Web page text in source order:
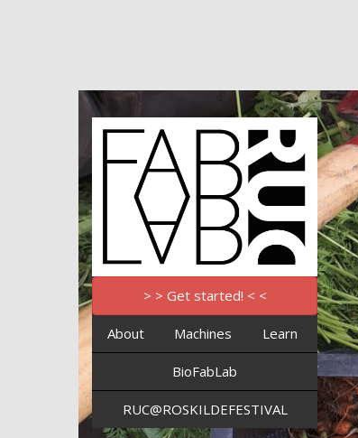
> > Get started! < <
About Machines Learn
BioFabLab
RUC@ROSKILDEFESTIVAL